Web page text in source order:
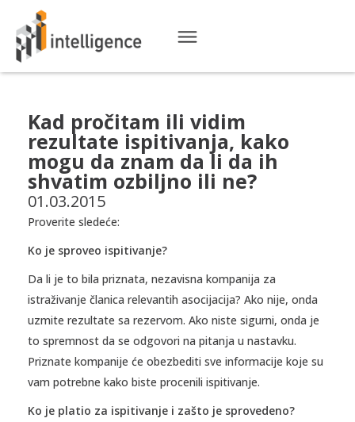
Kad pročitam ili vidim
rezultate ispitivanja, kako
mogu da znam da li da ih
shvatim ozbiljno ili ne?
01.03.2015
Proverite sledeće:
Ko je sproveo ispitivanje?
Da li je to bila priznata, nezavisna kompanija za
istraživanje članica relevantih asocijacija? Ako nije, onda
uzmite rezultate sa rezervom. Ako niste sigurni, onda je
to spremnost da se odgovori na pitanja u nastavku.
Priznate kompanije će obezbediti sve informacije koje su
vam potrebne kako biste procenili ispitivanje.
Ko je platio za ispitivanje i zašto je sprovedeno?